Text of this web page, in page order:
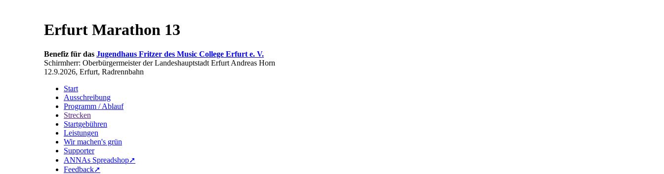
Erfurt Marathon 13
Benefiz für das Jugendhaus Fritzer des Music College Erfurt e. V.
Schirmherr: Oberbürgermeister der Landeshauptstadt Erfurt Andreas Horn
12.9.2026, Erfurt, Radrennbahn
Start
Ausschreibung
Programm / Ablauf
Strecken
Startgebühren
Leistungen
Wir machen's grün
Supporter
ANNAs Spreadshop➚
Feedback➚